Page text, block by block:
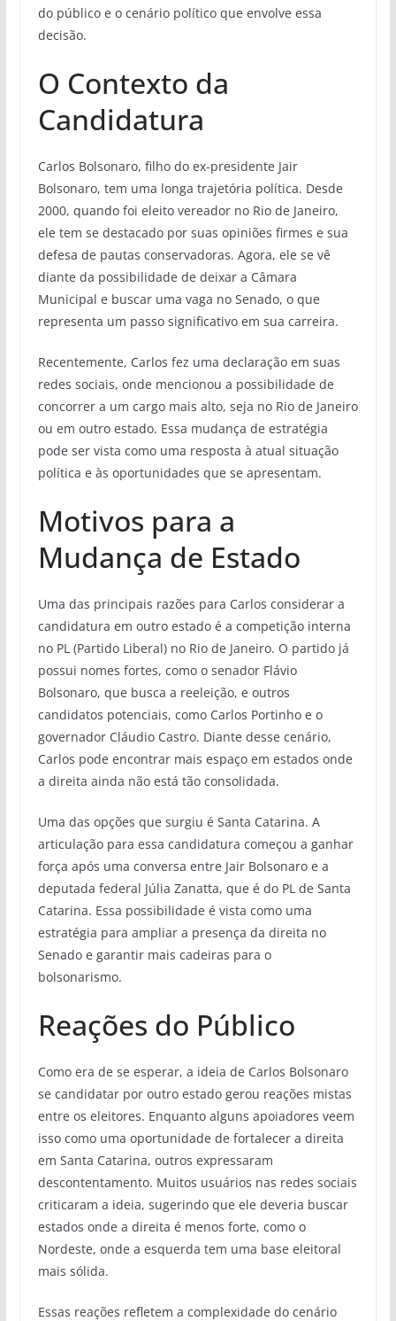
do público e o cenário político que envolve essa
decisão.
O Contexto da
Candidatura
Carlos Bolsonaro, filho do ex-presidente Jair
Bolsonaro, tem uma longa trajetória política. Desde
2000, quando foi eleito vereador no Rio de Janeiro,
ele tem se destacado por suas opiniões firmes e sua
defesa de pautas conservadoras. Agora, ele se vê
diante da possibilidade de deixar a Câmara
Municipal e buscar uma vaga no Senado, o que
representa um passo significativo em sua carreira.
Recentemente, Carlos fez uma declaração em suas
redes sociais, onde mencionou a possibilidade de
concorrer a um cargo mais alto, seja no Rio de Janeiro
ou em outro estado. Essa mudança de estratégia
pode ser vista como uma resposta à atual situação
política e às oportunidades que se apresentam.
Motivos para a
Mudança de Estado
Uma das principais razões para Carlos considerar a
candidatura em outro estado é a competição interna
no PL (Partido Liberal) no Rio de Janeiro. O partido já
possui nomes fortes, como o senador Flávio
Bolsonaro, que busca a reeleição, e outros
candidatos potenciais, como Carlos Portinho e o
governador Cláudio Castro. Diante desse cenário,
Carlos pode encontrar mais espaço em estados onde
a direita ainda não está tão consolidada.
Uma das opções que surgiu é Santa Catarina. A
articulação para essa candidatura começou a ganhar
força após uma conversa entre Jair Bolsonaro e a
deputada federal Júlia Zanatta, que é do PL de Santa
Catarina. Essa possibilidade é vista como uma
estratégia para ampliar a presença da direita no
Senado e garantir mais cadeiras para o
bolsonarismo.
Reações do Público
Como era de se esperar, a ideia de Carlos Bolsonaro
se candidatar por outro estado gerou reações mistas
entre os eleitores. Enquanto alguns apoiadores veem
isso como uma oportunidade de fortalecer a direita
em Santa Catarina, outros expressaram
descontentamento. Muitos usuários nas redes sociais
criticaram a ideia, sugerindo que ele deveria buscar
estados onde a direita é menos forte, como o
Nordeste, onde a esquerda tem uma base eleitoral
mais sólida.
Essas reações refletem a complexidade do cenário